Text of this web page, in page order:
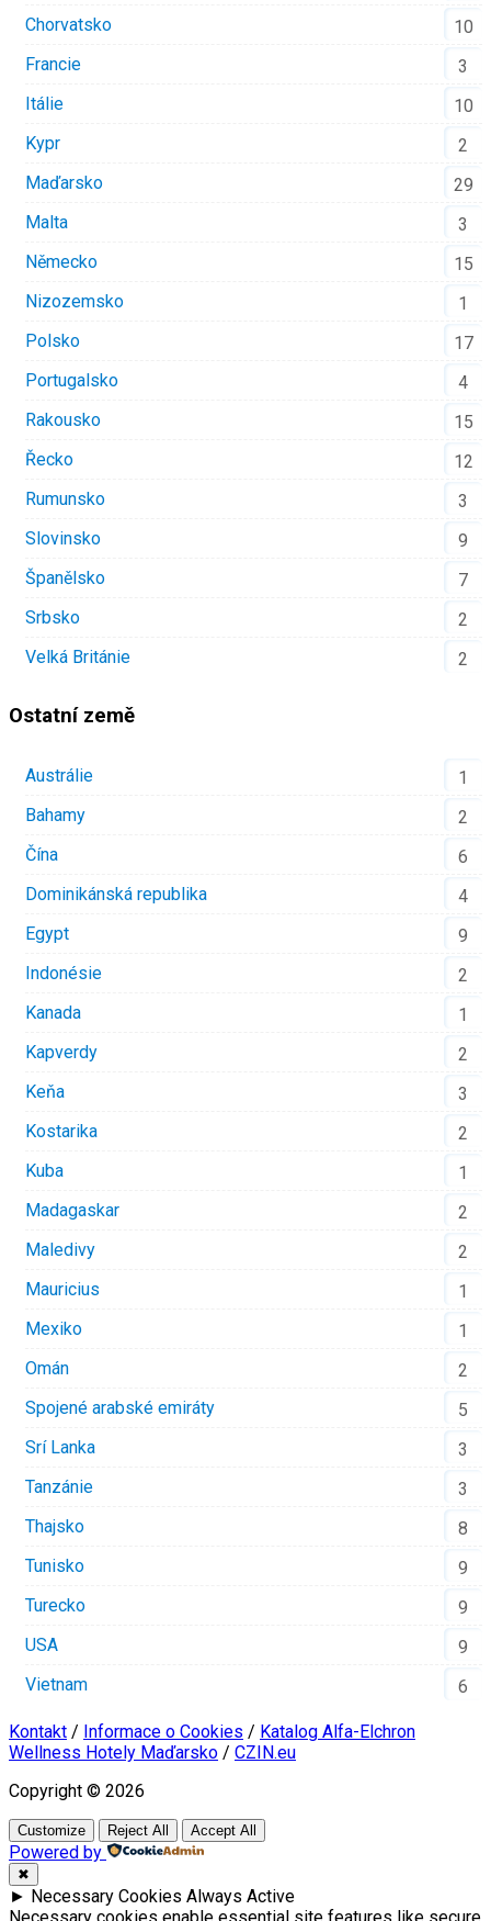
Chorvatsko
10
Francie
3
Itálie
10
Kypr
2
Maďarsko
29
Malta
3
Německo
15
Nizozemsko
1
Polsko
17
Portugalsko
4
Rakousko
15
Řecko
12
Rumunsko
3
Slovinsko
9
Španělsko
7
Srbsko
2
Velká Británie
2
Ostatní země
Austrálie
1
Bahamy
2
Čína
6
Dominikánská republika
4
Egypt
9
Indonésie
2
Kanada
1
Kapverdy
2
Keňa
3
Kostarika
2
Kuba
1
Madagaskar
2
Maledivy
2
Mauricius
1
Mexiko
1
Omán
2
Spojené arabské emiráty
5
Srí Lanka
3
Tanzánie
3
Thajsko
8
Tunisko
9
Turecko
9
USA
9
Vietnam
6
Kontakt / Informace o Cookies / Katalog Alfa-Elchron
Wellness Hotely Maďarsko / CZIN.eu
Copyright © 2026
Customize Reject All Accept All
Powered by
✖
► Necessary Cookies Always Active